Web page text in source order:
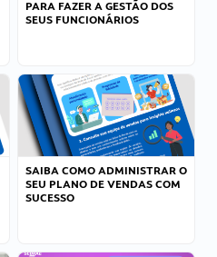
PARA FAZER A GESTÃO DOS
SEUS FUNCIONÁRIOS
SAIBA COMO ADMINISTRAR O
SEU PLANO DE VENDAS COM
SUCESSO